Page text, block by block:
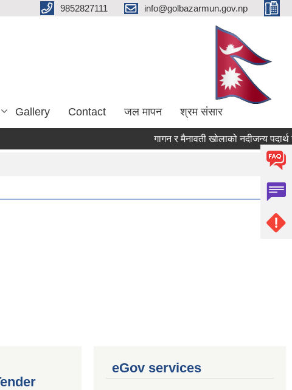
9852827111 info@golbazarmun.gov.np
Gallery Contact जल मापन श्रम संसार
गागन र मैनावती खोलाको नदीजन्य पदार्थ
eGov services